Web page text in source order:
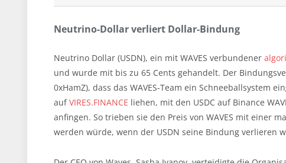
Neutrino-Dollar verliert Dollar-Bindung
Neutrino Dollar (USDN), ein mit WAVES verbundener
und wurde mit bis zu 65 Cents gehandelt. Der
0xHamZ), dass das WAVES-Team ein Schneeballsystem
aufVIRES.FINANCE liehen, mit den USDC auf Binance
anfingen. So trieben sie den Preis von WAVES mit einer
werden würde, wenn der USDN seine Bindung verlieren